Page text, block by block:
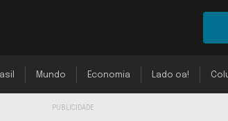
Mundo Economia Lado oa!